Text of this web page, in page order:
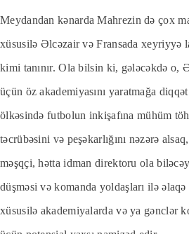
Meydandan kənarda Mahrezin də çox
xüsusilə Əlcəzair və Fransada xeyriyyə
kimi tanınır. Ola bilsin ki, gələcəkdə o,
üçün öz akademiyasını yaratmağa
ölkəsində futbolun inkişafına mühüm
təcrübəsini və peşəkarlığını nəzərə
məşqçi, hətta idman direktoru ola
düşməsi və komanda yoldaşları ilə əlaqə
xüsusilə akademiyalarda və ya gənclər